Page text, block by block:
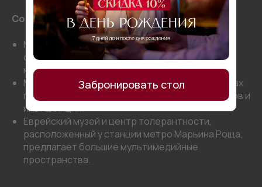
Современное искусство и фото
Мультимедиа Арт Музей на Остоженке
специализируется на фотопроектах и
мультимедиа.
ММОМА на Петровке и Ермолаевском переулках
представляет работы современных художников и
инсталляции.
Еврейский музей и центр толерантности,
расположенный у станции метро Марьина Роща,
предлагает большие мультимедийные
пространства.
Забронировать стол